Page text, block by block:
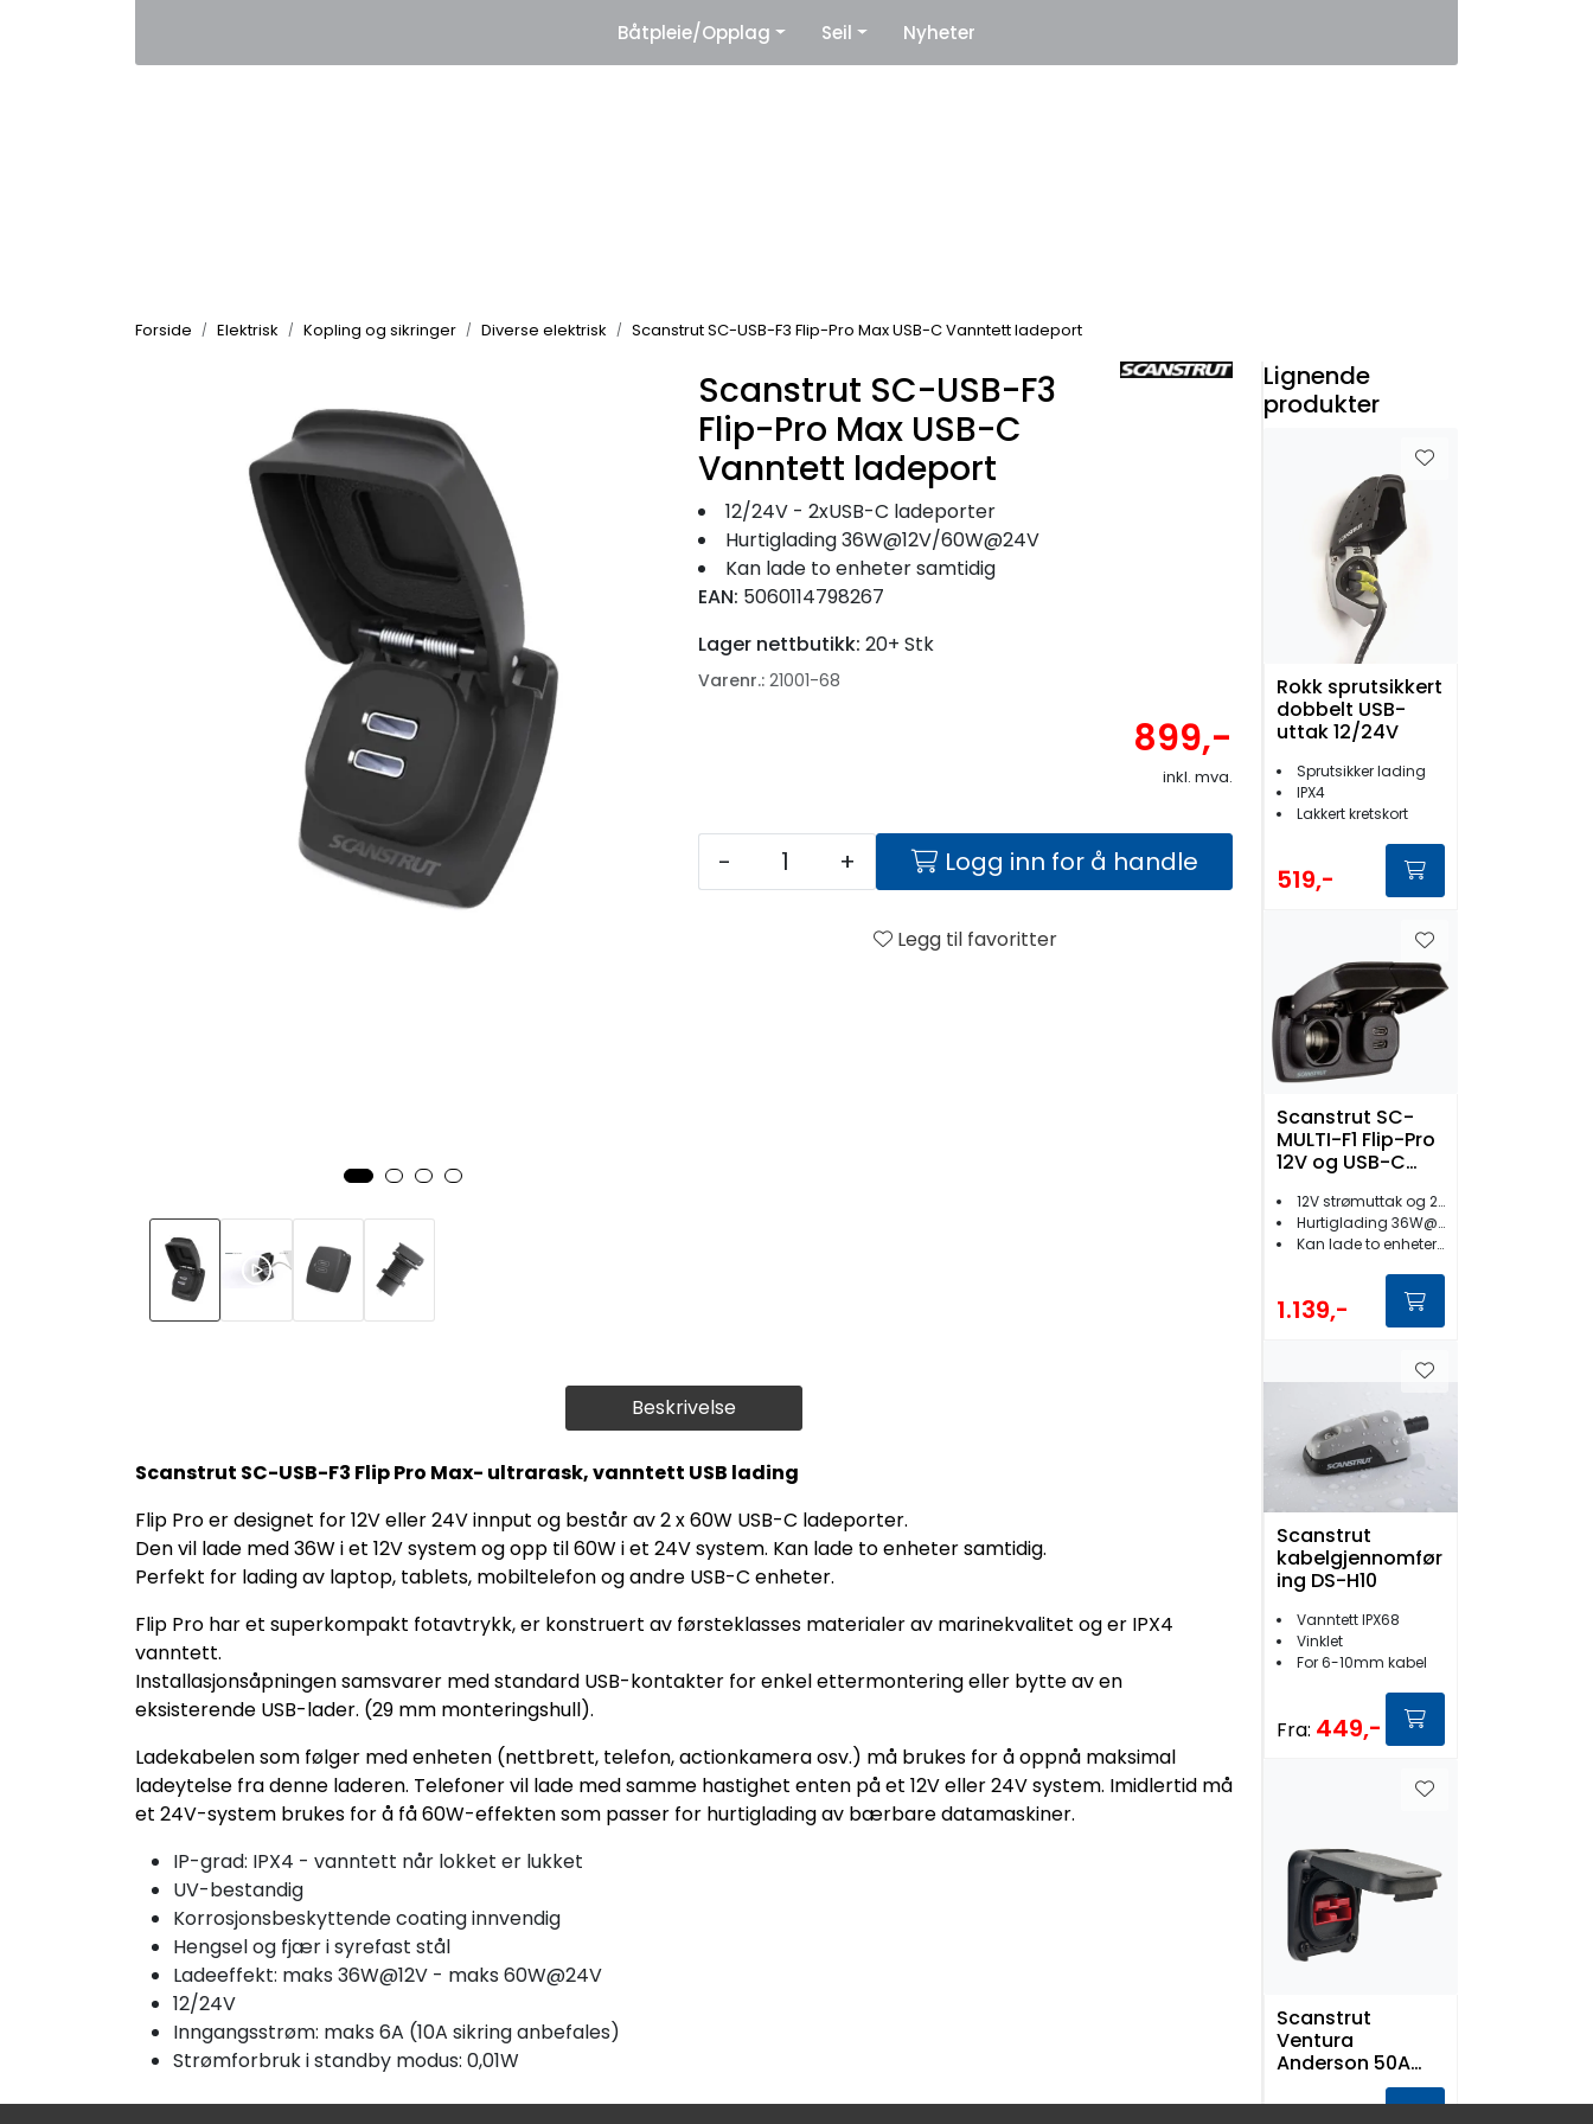
Leverandører
Båtpleie/Opplag Seil Nyheter
Forside Elektrisk Kopling og sikringer Diverse elektrisk Scanstrut SC-USB-F3 Flip-Pro Max USB-C Vanntett ladeport
Beskrivelse
Scanstrut SC-USB-F3 Flip Pro Max- ultrarask, vanntett USB lading
Flip Pro er designet for 12V eller 24V innput og består av 2 x 60W USB-C ladeporter.
Den vil lade med 36W i et 12V system og opp til 60W i et 24V system. Kan lade to enheter samtidig.
Perfekt for lading av laptop, tablets, mobiltelefon og andre USB-C enheter.
Flip Pro har et superkompakt fotavtrykk, er konstruert av førsteklasses materialer av marinekvalitet og er IPX4
vanntett.
Installasjonsåpningen samsvarer med standard USB-kontakter for enkel ettermontering eller bytte av en
eksisterende USB-lader. (29 mm monteringshull).
Ladekabelen som følger med enheten (nettbrett, telefon, actionkamera osv.) må brukes for å oppnå maksimal
ladeytelse fra denne laderen. Telefoner vil lade med samme hastighet enten på et 12V eller 24V system. Imidlertid må
et 24V-system brukes for å få 60W-effekten som passer for hurtiglading av bærbare datamaskiner.
IP-grad: IPX4 - vanntett når lokket er lukket
UV-bestandig
Korrosjonsbeskyttende coating innvendig
Hengsel og fjær i syrefast stål
Ladeeffekt: maks 36W@12V - maks 60W@24V
12/24V
Inngangsstrøm: maks 6A (10A sikring anbefales)
Strømforbruk i standby modus: 0,01W
Scanstrut SC-USB-F3
Flip-Pro Max USB-C
Vanntett ladeport
12/24V - 2xUSB-C ladeporter
Hurtiglading 36W@12V/60W@24V
Kan lade to enheter samtidig
EAN: 5060114798267
Lager nettbutikk: 20+ Stk
Varenr.: 21001-68
899,-
inkl. mva.
- + Logg inn for å handle
Legg til favoritter
Lignende
produkter
Rokk sprutsikkert
dobbelt USB-
uttak 12/24V
Sprutsikker lading
IPX4
Lakkert kretskort
519,-
Scanstrut SC-
MULTI-F1 Flip-Pro
12V og USB-C
12V strømuttak og 2xUSB-C
Hurtiglading 36W@12V/60W@24V
Kan lade to enheter samtidig
1.139,-
Scanstrut
kabelgjennomfør
ing DS-H10
Vanntett IPX68
Vinklet
For 6-10mm kabel
Fra: 449,-
Scanstrut
Ventura
Anderson 50A
Solcellekontakt